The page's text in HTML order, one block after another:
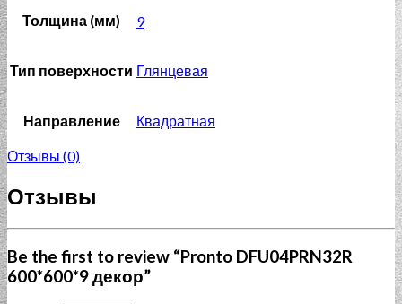
Толщина (мм) 9
Тип поверхности Глянцевая
Направление Квадратная
Отзывы (0)
Отзывы
Be the first to review “Pronto DFU04PRN32R
600*600*9 декор”